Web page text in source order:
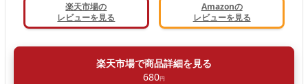
楽天市場の
レビューを見る
Amazonの
レビューを見る
楽天市場で商品詳細を見る
680円